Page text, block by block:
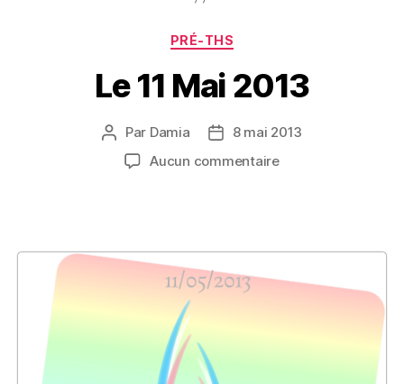
Catégories
PRÉ-THS
Le 11 Mai 2013
Auteur
de
l’article
Par Damia
Date8 mai 2013
Aucun commentairesur